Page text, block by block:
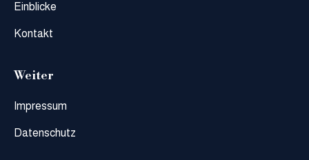
Einblicke
Kontakt
Weiter
Impressum
Datenschutz